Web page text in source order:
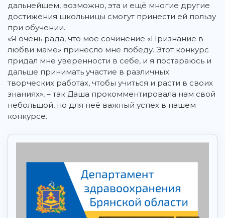
дальнейшем, возможно, эта и ещё многие другие
достижения школьницы смогут принести ей пользу
при обучении.
«Я очень рада, что моё сочинение «Признание в
любви маме» принесло мне победу. Этот конкурс
придал мне уверенности в себе, и я постараюсь и
дальше принимать участие в различных
творческих работах, чтобы учиться и расти в своих
знаниях», – так Даша прокомментировала нам свой
небольшой, но для неё важный успех в нашем
конкурсе.